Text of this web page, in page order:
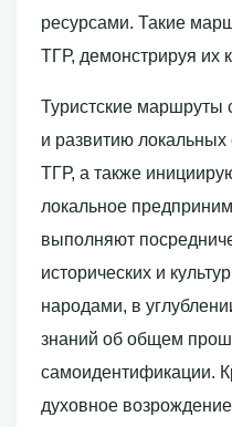
ресурсами. Такие
ТГР, демонстрируя их
Туристские маршруты
и развитию
ТГР, а также
локальное
выполняют
исторических и
народами, в
знаний об общем
самоидентификации.
духовное